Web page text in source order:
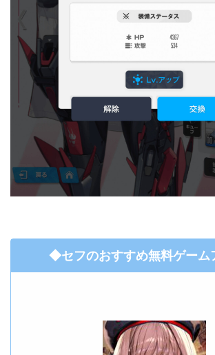
◆セフのおすすめ無料ゲー